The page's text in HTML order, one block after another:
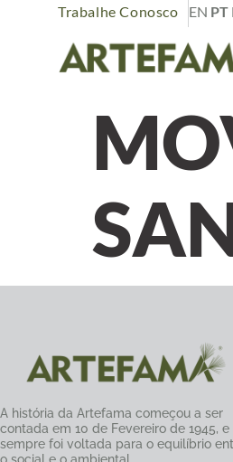
Trabalhe Conosco EN PT
A história da Artefama começou a ser
contada em 10 de Fevereiro de 1945, e
sempre foi voltada para o equilíbrio
o social e o ambiental.